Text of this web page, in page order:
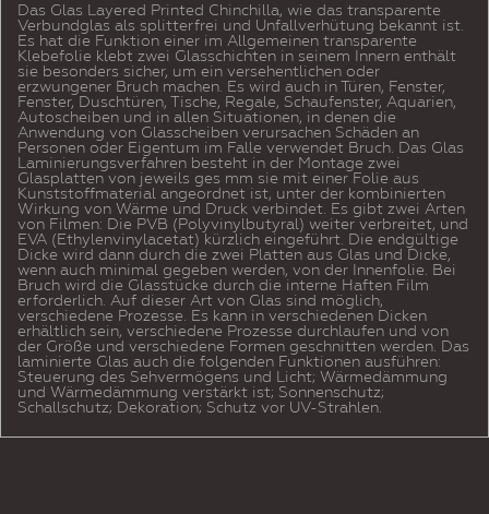
Das Glas Layered Printed Chinchilla, wie das transparente
Verbundglas als splitterfrei und Unfallverhütung bekannt ist.
Es hat die Funktion einer im Allgemeinen transparente
Klebefolie klebt zwei Glasschichten in seinem Innern enthält
sie besonders sicher, um ein versehentlichen oder
erzwungener Bruch machen. Es wird auch in Türen, Fenster,
Fenster, Duschtüren, Tische, Regale, Schaufenster, Aquarien,
Autoscheiben und in allen Situationen, in denen die
Anwendung von Glasscheiben verursachen Schäden an
Personen oder Eigentum im Falle verwendet Bruch. Das Glas
Laminierungsverfahren besteht in der Montage zwei
Glasplatten von jeweils ges mm sie mit einer Folie aus
Kunststoffmaterial angeordnet ist, unter der kombinierten
Wirkung von Wärme und Druck verbindet. Es gibt zwei Arten
von Filmen: Die PVB (Polyvinylbutyral) weiter verbreitet, und
EVA (Ethylenvinylacetat) kürzlich eingeführt. Die endgültige
Dicke wird dann durch die zwei Platten aus Glas und Dicke,
wenn auch minimal gegeben werden, von der Innenfolie. Bei
Bruch wird die Glasstücke durch die interne Haften Film
erforderlich. Auf dieser Art von Glas sind möglich,
verschiedene Prozesse. Es kann in verschiedenen Dicken
erhältlich sein, verschiedene Prozesse durchlaufen und von
der Größe und verschiedene Formen geschnitten werden. Das
laminierte Glas auch die folgenden Funktionen ausführen:
Steuerung des Sehvermögens und Licht; Wärmedämmung
und Wärmedämmung verstärkt ist; Sonnenschutz;
Schallschutz; Dekoration; Schutz vor UV-Strahlen.